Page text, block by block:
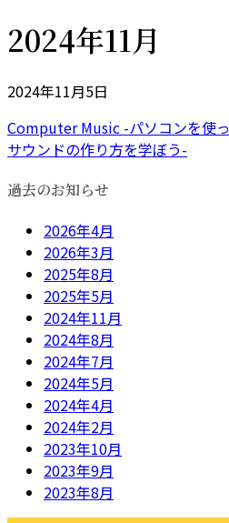
2024年11月
2024年11月5日
Computer Music -パソコンを使
サウンドの作り方を学ぼう-
過去のお知らせ
2026年4月
2026年3月
2025年8月
2025年5月
2024年11月
2024年8月
2024年7月
2024年5月
2024年4月
2024年2月
2023年10月
2023年9月
2023年8月